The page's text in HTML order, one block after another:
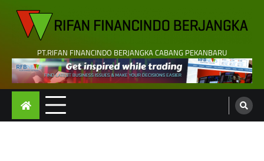
content
PT.RIFAN FINANCINDO BERJANGKA CABANG PEKANBARU